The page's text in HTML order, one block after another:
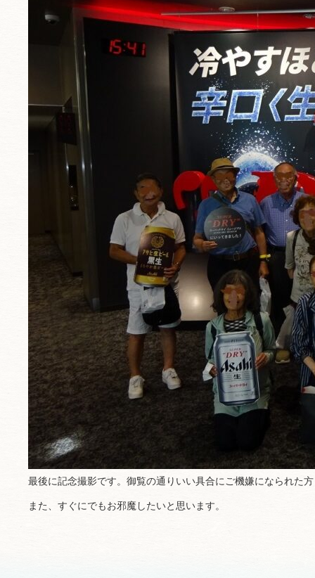
最後に記念撮影です。御覧の通りいい具合にご機嫌になられ
また、すぐにでもお邪魔したいと思います。